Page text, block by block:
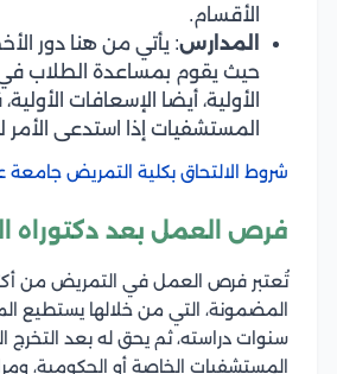
الأقسام.
المدارس: يأتي من هنا دور
حيث يقوم بمساعدة الطلاب في
الأولية، أيضا الإسعافات
المستشفيات إذا استدعى الأمر
شروط الالتحاق بكلية التمريض
فرص العمل بعد دكتوراه
تُعتبر فرص العمل في التمريض من
المضمونة، التي من خلالها
سنوات دراسته، ثم يحق له بعد
المستشفيات الخاصة أو الحكومية،